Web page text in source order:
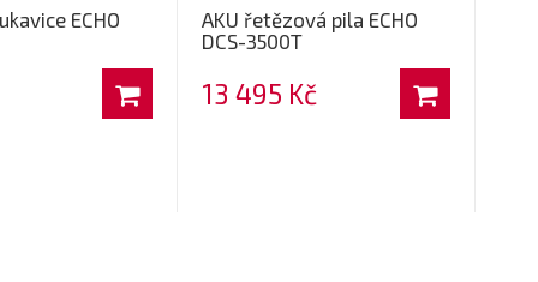
ECHO
AKU řetězová pila ECHO
DCS-3500T
13 495 Kč